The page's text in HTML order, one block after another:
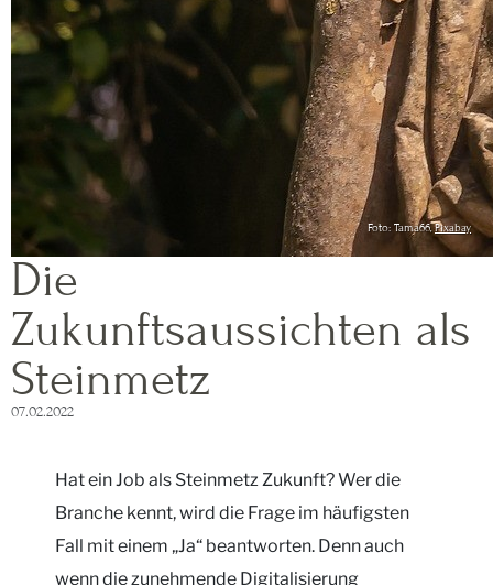
Foto: Tama66,Pixabay
Die
Zukunftsaussichten als
Steinmetz
07.02.2022
Hat ein Job als Steinmetz Zukunft? Wer die
Branche kennt, wird die Frage im häufigsten
Fall mit einem „Ja“ beantworten. Denn auch
wenn die zunehmende Digitalisierung